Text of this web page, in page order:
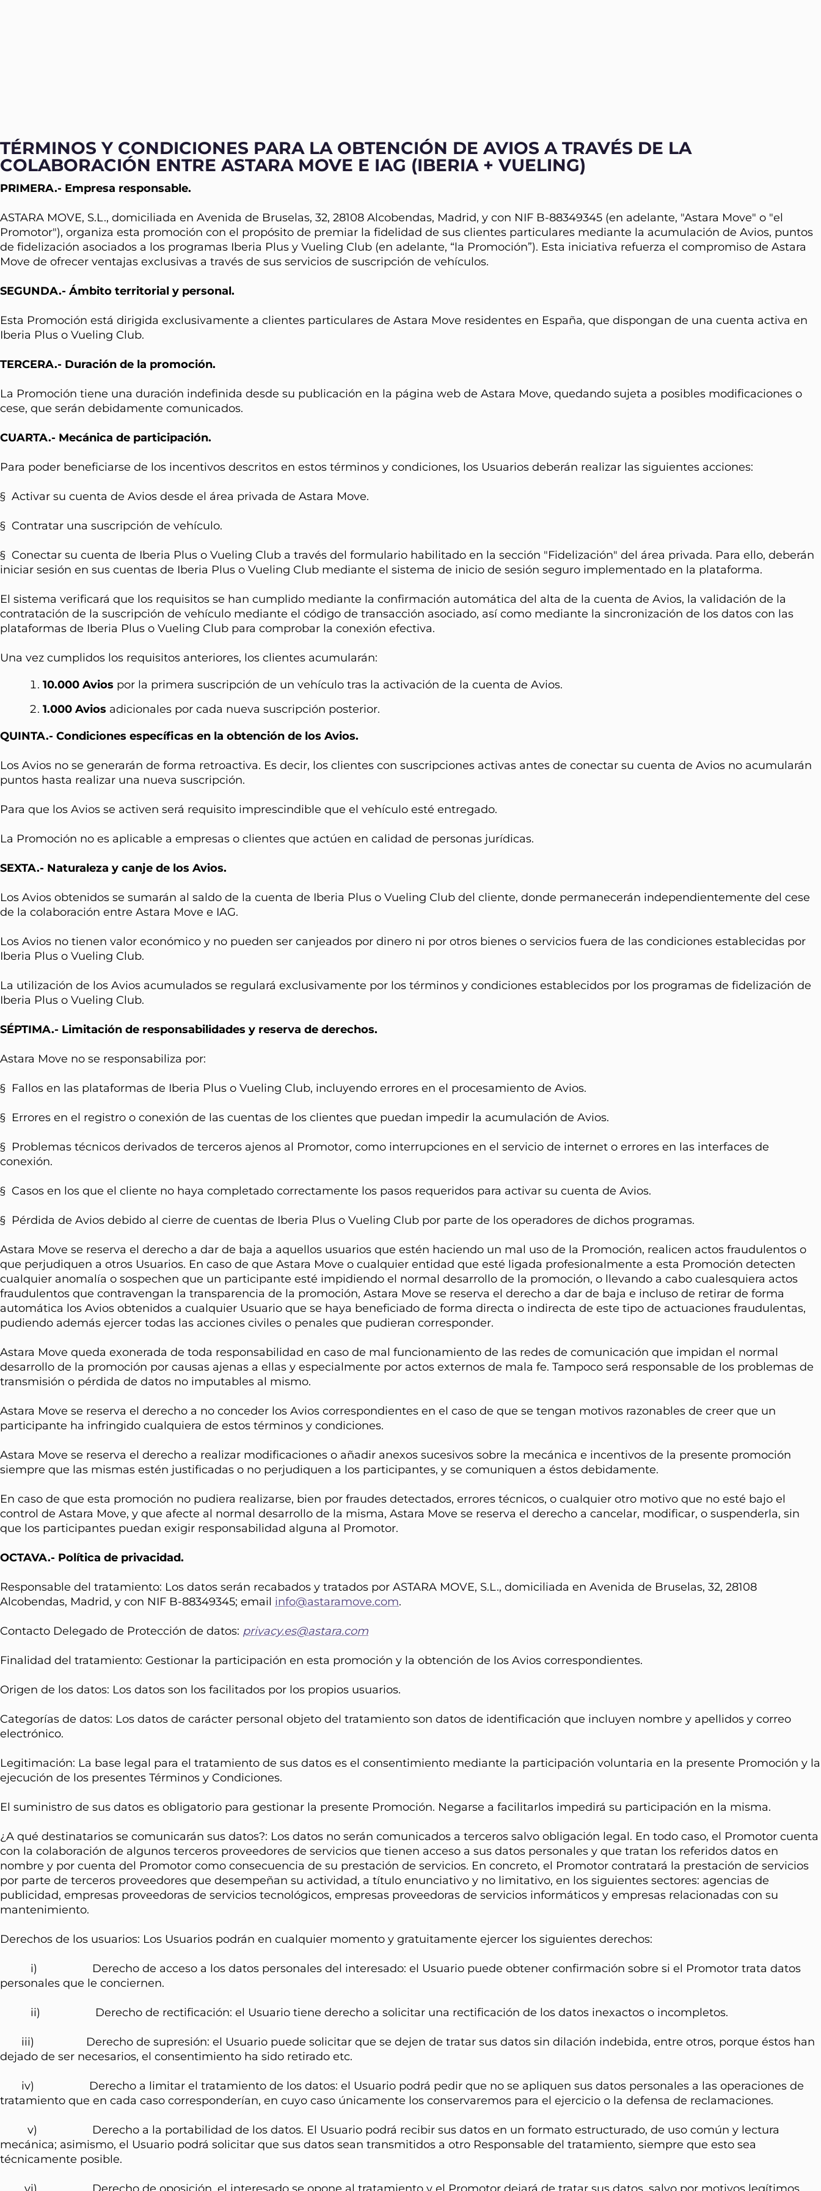
TÉRMINOS Y CONDICIONES PARA LA OBTENCIÓN DE AVIOS A TRAVÉS DE LA
COLABORACIÓN ENTRE ASTARA MOVE E IAG (IBERIA + VUELING)
PRIMERA.- Empresa responsable.
ASTARA MOVE, S.L., domiciliada en Avenida de Bruselas, 32, 28108 Alcobendas, Madrid, y con NIF B-88349345 (en adelante, "Astara Move" o "el
Promotor"), organiza esta promoción con el propósito de premiar la fidelidad de sus clientes particulares mediante la acumulación de Avios, puntos
de fidelización asociados a los programas Iberia Plus y Vueling Club (en adelante, “la Promoción”). Esta iniciativa refuerza el compromiso de Astara
Move de ofrecer ventajas exclusivas a través de sus servicios de suscripción de vehículos.
SEGUNDA.- Ámbito territorial y personal.
Esta Promoción está dirigida exclusivamente a clientes particulares de Astara Move residentes en España, que dispongan de una cuenta activa en
Iberia Plus o Vueling Club.
TERCERA.- Duración de la promoción.
La Promoción tiene una duración indefinida desde su publicación en la página web de Astara Move, quedando sujeta a posibles modificaciones o
cese, que serán debidamente comunicados.
CUARTA.- Mecánica de participación.
Para poder beneficiarse de los incentivos descritos en estos términos y condiciones, los Usuarios deberán realizar las siguientes acciones:
§ Activar su cuenta de Avios desde el área privada de Astara Move.
§ Contratar una suscripción de vehículo.
§ Conectar su cuenta de Iberia Plus o Vueling Club a través del formulario habilitado en la sección "Fidelización" del área privada. Para ello, deberán
iniciar sesión en sus cuentas de Iberia Plus o Vueling Club mediante el sistema de inicio de sesión seguro implementado en la plataforma.
El sistema verificará que los requisitos se han cumplido mediante la confirmación automática del alta de la cuenta de Avios, la validación de la
contratación de la suscripción de vehículo mediante el código de transacción asociado, así como mediante la sincronización de los datos con las
plataformas de Iberia Plus o Vueling Club para comprobar la conexión efectiva.
Una vez cumplidos los requisitos anteriores, los clientes acumularán:
10.000 Avios por la primera suscripción de un vehículo tras la activación de la cuenta de Avios.
1.000 Avios adicionales por cada nueva suscripción posterior.
QUINTA.- Condiciones específicas en la obtención de los Avios.
Los Avios no se generarán de forma retroactiva. Es decir, los clientes con suscripciones activas antes de conectar su cuenta de Avios no acumularán
puntos hasta realizar una nueva suscripción.
Para que los Avios se activen será requisito imprescindible que el vehículo esté entregado.
La Promoción no es aplicable a empresas o clientes que actúen en calidad de personas jurídicas.
SEXTA.- Naturaleza y canje de los Avios.
Los Avios obtenidos se sumarán al saldo de la cuenta de Iberia Plus o Vueling Club del cliente, donde permanecerán independientemente del cese
de la colaboración entre Astara Move e IAG.
Los Avios no tienen valor económico y no pueden ser canjeados por dinero ni por otros bienes o servicios fuera de las condiciones establecidas por
Iberia Plus o Vueling Club.
La utilización de los Avios acumulados se regulará exclusivamente por los términos y condiciones establecidos por los programas de fidelización de
Iberia Plus o Vueling Club.
SÉPTIMA.- Limitación de responsabilidades y reserva de derechos.
Astara Move no se responsabiliza por:
§ Fallos en las plataformas de Iberia Plus o Vueling Club, incluyendo errores en el procesamiento de Avios.
§ Errores en el registro o conexión de las cuentas de los clientes que puedan impedir la acumulación de Avios.
§ Problemas técnicos derivados de terceros ajenos al Promotor, como interrupciones en el servicio de internet o errores en las interfaces de
conexión.
§ Casos en los que el cliente no haya completado correctamente los pasos requeridos para activar su cuenta de Avios.
§ Pérdida de Avios debido al cierre de cuentas de Iberia Plus o Vueling Club por parte de los operadores de dichos programas.
Astara Move se reserva el derecho a dar de baja a aquellos usuarios que estén haciendo un mal uso de la Promoción, realicen actos fraudulentos o
que perjudiquen a otros Usuarios. En caso de que Astara Move o cualquier entidad que esté ligada profesionalmente a esta Promoción detecten
cualquier anomalía o sospechen que un participante esté impidiendo el normal desarrollo de la promoción, o llevando a cabo cualesquiera actos
fraudulentos que contravengan la transparencia de la promoción, Astara Move se reserva el derecho a dar de baja e incluso de retirar de forma
automática los Avios obtenidos a cualquier Usuario que se haya beneficiado de forma directa o indirecta de este tipo de actuaciones fraudulentas,
pudiendo además ejercer todas las acciones civiles o penales que pudieran corresponder.
Astara Move queda exonerada de toda responsabilidad en caso de mal funcionamiento de las redes de comunicación que impidan el normal
desarrollo de la promoción por causas ajenas a ellas y especialmente por actos externos de mala fe. Tampoco será responsable de los problemas de
transmisión o pérdida de datos no imputables al mismo.
Astara Move se reserva el derecho a no conceder los Avios correspondientes en el caso de que se tengan motivos razonables de creer que un
participante ha infringido cualquiera de estos términos y condiciones.
Astara Move se reserva el derecho a realizar modificaciones o añadir anexos sucesivos sobre la mecánica e incentivos de la presente promoción
siempre que las mismas estén justificadas o no perjudiquen a los participantes, y se comuniquen a éstos debidamente.
En caso de que esta promoción no pudiera realizarse, bien por fraudes detectados, errores técnicos, o cualquier otro motivo que no esté bajo el
control de Astara Move, y que afecte al normal desarrollo de la misma, Astara Move se reserva el derecho a cancelar, modificar, o suspenderla, sin
que los participantes puedan exigir responsabilidad alguna al Promotor.
OCTAVA.- Política de privacidad.
Responsable del tratamiento: Los datos serán recabados y tratados por ASTARA MOVE, S.L., domiciliada en Avenida de Bruselas, 32, 28108
Alcobendas, Madrid, y con NIF B-88349345; email info@astaramove.com.
Contacto Delegado de Protección de datos: privacy.es@astara.com
Finalidad del tratamiento: Gestionar la participación en esta promoción y la obtención de los Avios correspondientes.
Origen de los datos: Los datos son los facilitados por los propios usuarios.
Categorías de datos: Los datos de carácter personal objeto del tratamiento son datos de identificación que incluyen nombre y apellidos y correo
electrónico.
Legitimación: La base legal para el tratamiento de sus datos es el consentimiento mediante la participación voluntaria en la presente Promoción y la
ejecución de los presentes Términos y Condiciones.
El suministro de sus datos es obligatorio para gestionar la presente Promoción. Negarse a facilitarlos impedirá su participación en la misma.
¿A qué destinatarios se comunicarán sus datos?: Los datos no serán comunicados a terceros salvo obligación legal. En todo caso, el Promotor cuenta
con la colaboración de algunos terceros proveedores de servicios que tienen acceso a sus datos personales y que tratan los referidos datos en
nombre y por cuenta del Promotor como consecuencia de su prestación de servicios. En concreto, el Promotor contratará la prestación de servicios
por parte de terceros proveedores que desempeñan su actividad, a título enunciativo y no limitativo, en los siguientes sectores: agencias de
publicidad, empresas proveedoras de servicios tecnológicos, empresas proveedoras de servicios informáticos y empresas relacionadas con su
mantenimiento.
Derechos de los usuarios: Los Usuarios podrán en cualquier momento y gratuitamente ejercer los siguientes derechos:
i) Derecho de acceso a los datos personales del interesado: el Usuario puede obtener confirmación sobre si el Promotor trata datos
personales que le conciernen.
ii) Derecho de rectificación: el Usuario tiene derecho a solicitar una rectificación de los datos inexactos o incompletos.
iii) Derecho de supresión: el Usuario puede solicitar que se dejen de tratar sus datos sin dilación indebida, entre otros, porque éstos han
dejado de ser necesarios, el consentimiento ha sido retirado etc.
iv) Derecho a limitar el tratamiento de los datos: el Usuario podrá pedir que no se apliquen sus datos personales a las operaciones de
tratamiento que en cada caso corresponderían, en cuyo caso únicamente los conservaremos para el ejercicio o la defensa de reclamaciones.
v) Derecho a la portabilidad de los datos. El Usuario podrá recibir sus datos en un formato estructurado, de uso común y lectura
mecánica; asimismo, el Usuario podrá solicitar que sus datos sean transmitidos a otro Responsable del tratamiento, siempre que esto sea
técnicamente posible.